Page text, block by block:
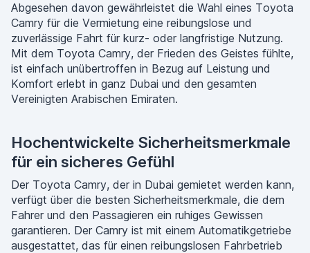
Abgesehen davon gewährleistet die Wahl eines Toyota
Camry für die Vermietung eine reibungslose und
zuverlässige Fahrt für kurz- oder langfristige Nutzung.
Mit dem Toyota Camry, der Frieden des Geistes fühlte,
ist einfach unübertroffen in Bezug auf Leistung und
Komfort erlebt in ganz Dubai und den gesamten
Vereinigten Arabischen Emiraten.
Hochentwickelte Sicherheitsmerkmale
für ein sicheres Gefühl
Der Toyota Camry, der in Dubai gemietet werden kann,
verfügt über die besten Sicherheitsmerkmale, die dem
Fahrer und den Passagieren ein ruhiges Gewissen
garantieren. Der Camry ist mit einem Automatikgetriebe
ausgestattet, das für einen reibungslosen Fahrbetrieb